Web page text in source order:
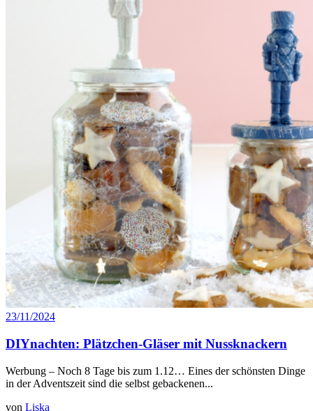
23/11/2024
DIYnachten: Plätzchen-Gläser mit Nussknackern
Werbung – Noch 8 Tage bis zum 1.12… Eines der schönsten Dinge
in der Adventszeit sind die selbst gebackenen...
von Liska